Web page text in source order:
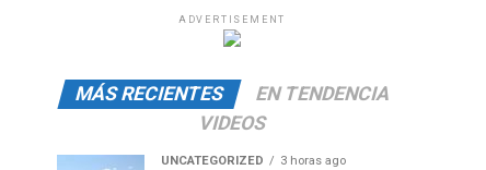
ADVERTISEMENT
MÁS RECIENTES
EN TENDENCIA
VIDEOS
UNCATEGORIZED 3 horas ago